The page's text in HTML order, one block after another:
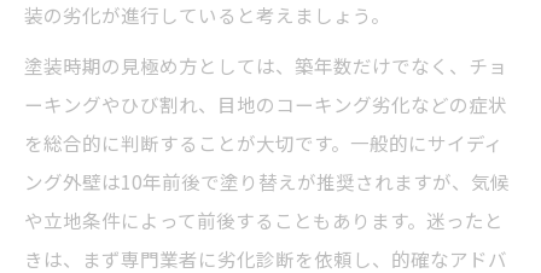
装の劣化が進行していると考えましょう。
塗装時期の見極め方としては、築年数だけでなく、チョ
ーキングやひび割れ、目地のコーキング劣化などの症状
を総合的に判断することが大切です。一般的にサイディ
ング外壁は10年前後で塗り替えが推奨されますが、気候
や立地条件によって前後することもあります。迷ったと
きは、まず専門業者に劣化診断を依頼し、的確なアドバ